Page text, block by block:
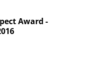
Award -